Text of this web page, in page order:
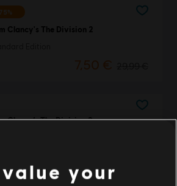
Clancy's The Division 2
Clancy’s The Division 2
value your